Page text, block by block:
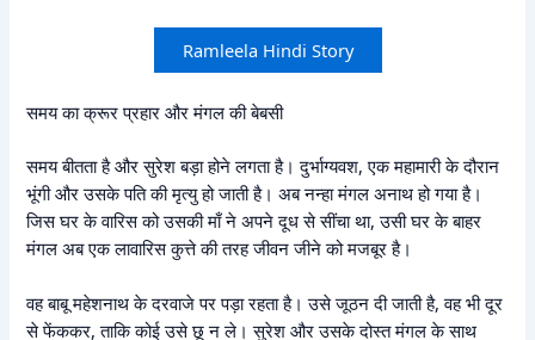
Ramleela Hindi Story
समय का क्रूर प्रहार और मंगल की बेबसी
समय बीतता है और सुरेश बड़ा होने लगता है। दुर्भाग्यवश, एक महामारी के दौरान
भूंगी और उसके पति की मृत्यु हो जाती है। अब नन्हा मंगल अनाथ हो गया है।
जिस घर के वारिस को उसकी माँ ने अपने दूध से सींचा था, उसी घर के बाहर
मंगल अब एक लावारिस कुत्ते की तरह जीवन जीने को मजबूर है।
वह बाबू महेशनाथ के दरवाजे पर पड़ा रहता है। उसे जूठन दी जाती है, वह भी दूर
से फेंककर, ताकि कोई उसे छू न ले। सुरेश और उसके दोस्त मंगल के साथ